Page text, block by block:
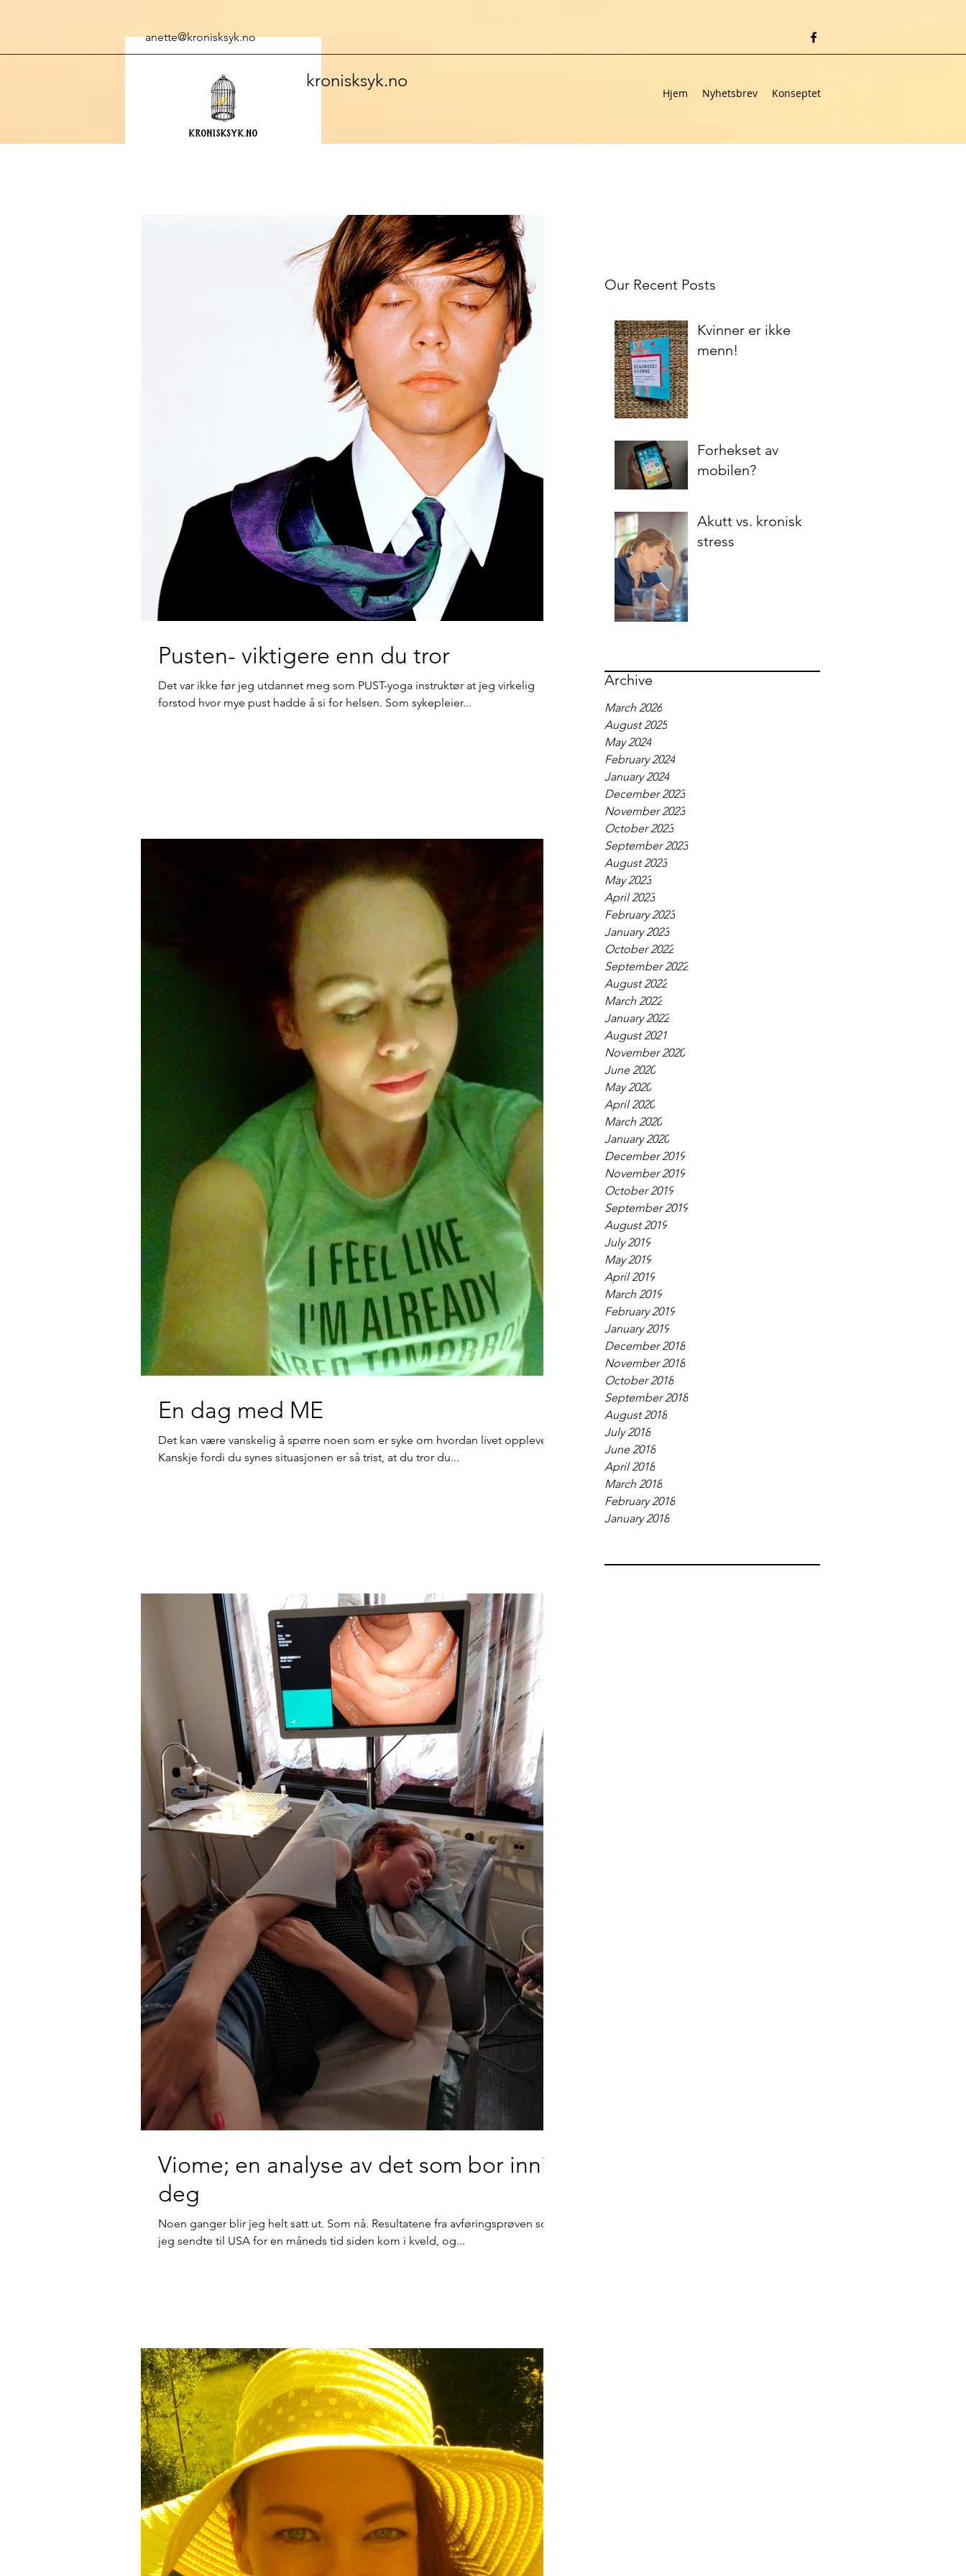
anette@kronisksyk.no
kronisksyk.no
Hjem Nyhetsbrev Konseptet
Our Recent Posts
Kvinner er ikke
menn!
Forhekset av
mobilen?
Akutt vs. kronisk
stress
Archive
March 2026
August 2025
May 2024
February 2024
January 2024
December 2023
November 2023
October 2023
September 2023
August 2023
May 2023
April 2023
February 2023
January 2023
October 2022
September 2022
August 2022
March 2022
January 2022
August 2021
November 2020
June 2020
May 2020
April 2020
March 2020
January 2020
December 2019
November 2019
October 2019
September 2019
August 2019
July 2019
May 2019
April 2019
March 2019
February 2019
January 2019
December 2018
November 2018
October 2018
September 2018
August 2018
July 2018
June 2018
April 2018
March 2018
February 2018
January 2018
Pusten- viktigere enn du tror
Det var ikke før jeg utdannet meg som PUST-yoga instruktør at jeg virkelig
forstod hvor mye pust hadde å si for helsen. Som sykepleier...
En dag med ME
Det kan være vanskelig å spørre noen som er syke om hvordan livet oppleves.
Kanskje fordi du synes situasjonen er så trist, at du tror du...
Viome; en analyse av det som bor inni
deg
Noen ganger blir jeg helt satt ut. Som nå. Resultatene fra avføringsprøven som
jeg sendte til USA for en måneds tid siden kom i kveld, og...